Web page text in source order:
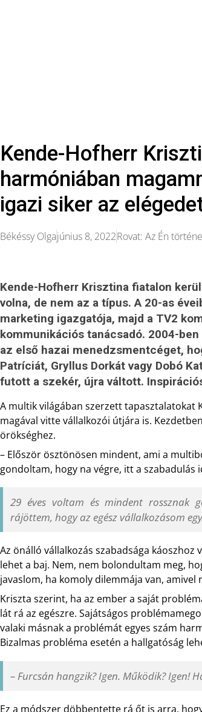
Kende-Hofherr
harmóniában
igazi siker az
Békéssy Olgajúnius 8, 2022Rovat: Az Én
Kende-Hofherr Krisztina fiatalon
volna, de nem az a típus. A 20-as
marketing igazgatója, majd a TV2
kommunikációs tanácsadó. 2004-
az első hazai menedzsmentcéget,
Patríciát, Gryllus Dorkát vagy Dobó
futott a szekér, újra váltott.
A multik világában szerzett tapasztalatokat
magával vitte vállalkozói útjára is.
örökséghez.
– Először ösztönösen mindent, ami a
gondoltam, hogy na végre, itt a szabadulás
29 éves voltam és mindent rossznak
rájöttem, hogy az egész vállalkozásom
Az önálló vállalkozás szabadsága
lehet a baj. Nem, nem bolondultam meg,
javaslom, ha komoly dilemmája van,
Kriszta szerint, ha az ember a saját
lát rá az egészre. Sajátságos
valaki másnak a problémát egyes szám
Bizalmas probléma esetén a hallgatóság
– Furcsán hangzik? Igen. Működik? Igen!
Ez a módszer döbbentette rá őt is arra,